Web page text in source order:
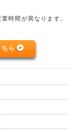
時間が異なります。
ら